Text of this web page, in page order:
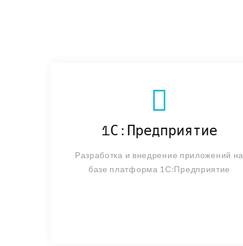
1С:Предприятие
Разработка и внедрение приложений на
базе платформа 1С:Предприятие